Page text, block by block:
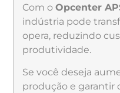
Com o Opcenter
indústria pode
opera, reduzindo
produtividade.
Se você deseja
produção e garantir